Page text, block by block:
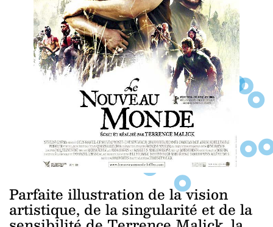
Parfaite illustration de la vision
artistique, de la singularité et de la